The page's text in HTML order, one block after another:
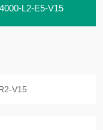
L2-E5-V15